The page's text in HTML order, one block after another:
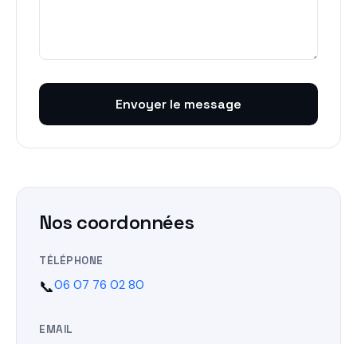
Envoyer le message
Nos coordonnées
TÉLÉPHONE
📞06 07 76 02 80
EMAIL